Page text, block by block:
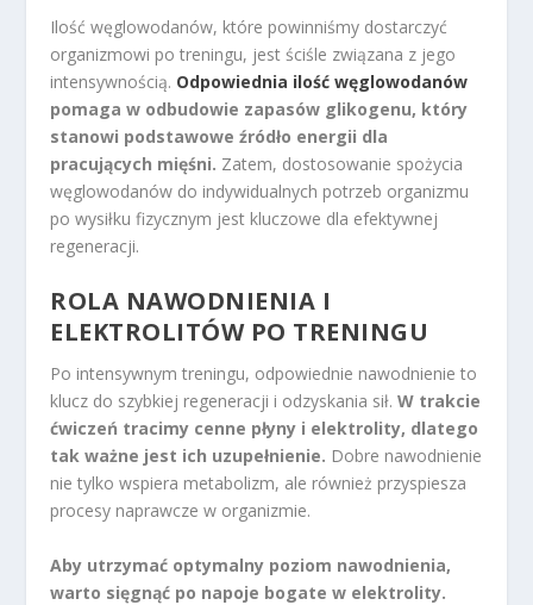
Ilość węglowodanów, które powinniśmy dostarczyć
organizmowi po treningu, jest ściśle związana z jego
intensywnością. Odpowiednia ilość węglowodanów
pomaga w odbudowie zapasów glikogenu, który
stanowi podstawowe źródło energii dla
pracujących mięśni. Zatem, dostosowanie spożycia
węglowodanów do indywidualnych potrzeb organizmu
po wysiłku fizycznym jest kluczowe dla efektywnej
regeneracji.
ROLA NAWODNIENIA I
ELEKTROLITÓW PO TRENINGU
Po intensywnym treningu, odpowiednie nawodnienie to
klucz do szybkiej regeneracji i odzyskania sił.W trakcie
ćwiczeń tracimy cenne płyny i elektrolity, dlatego
tak ważne jest ich uzupełnienie. Dobre nawodnienie
nie tylko wspiera metabolizm, ale również przyspiesza
procesy naprawcze w organizmie.
Aby utrzymać optymalny poziom nawodnienia,
warto sięgnąć po napoje bogate w elektrolity.